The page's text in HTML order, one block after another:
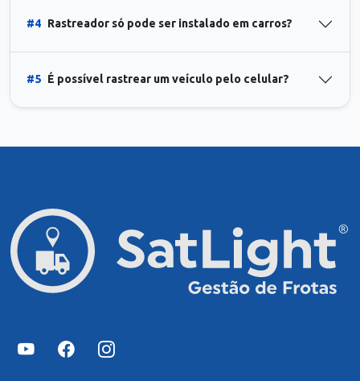
#4 Rastreador só pode ser instalado em carros?
#5 É possível rastrear um veículo pelo celular?